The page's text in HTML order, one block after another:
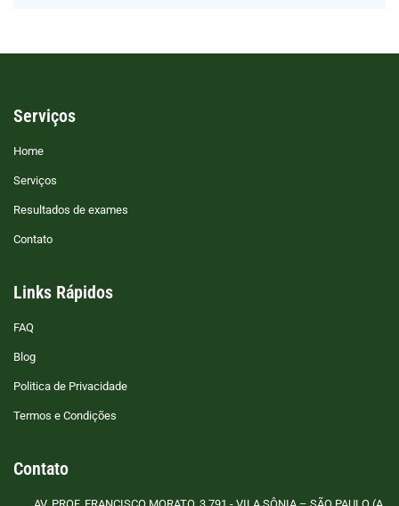
Serviços
Home
Serviços
Resultados de exames
Contato
Links Rápidos
FAQ
Blog
Politica de Privacidade
Termos e Condições
Contato